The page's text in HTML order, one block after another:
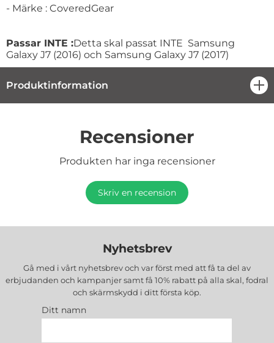
- Märke : CoveredGear
Passar INTE :Detta skal passat INTE Samsung
Galaxy J7 (2016) och Samsung Galaxy J7 (2017)
Produktinformation
Recensioner
Produkten har inga recensioner
Skriv en recension
Nyhetsbrev
Gå med i vårt nyhetsbrev och var först med att få ta del av
erbjudanden och kampanjer samt få 10% rabatt på alla skal, fodral
och skärmskydd i ditt första köp.
Ditt namn